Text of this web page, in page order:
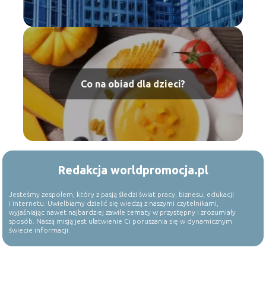
Co na obiad dla dzieci?
Redakcja worldpromocja.pl
Jesteśmy zespołem, który z pasją śledzi świat pracy, biznesu, edukacji
i internetu. Uwielbiamy dzielić się wiedzą z naszymi czytelnikami,
wyjaśniając nawet najbardziej zawiłe tematy w przystępny i zrozumiały
sposób. Naszą misją jest ułatwienie Ci poruszania się w dynamicznym
świecie informacji.